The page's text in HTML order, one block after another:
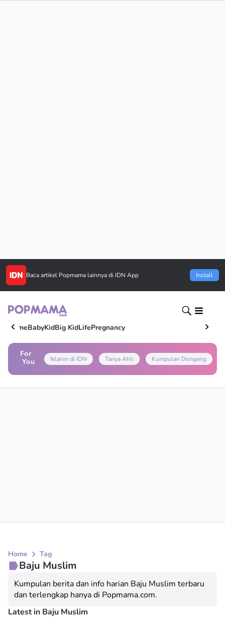
Baca artikel Popmama lainnya di IDN App Install
HomeBabyKidBig KidLifePregnancy
For
You
Iklanin di IDN Tanya Ahli Kumpulan Dongeng
Home Tag
Baju Muslim
Kumpulan berita dan info harian Baju Muslim terbaru
dan terlengkap hanya di Popmama.com.
Latest in Baju Muslim